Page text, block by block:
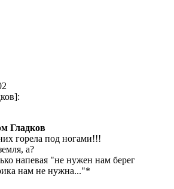
Гладков
горела под ногами!!!
а?
напевая "не нужен нам берег
нам не нужна..."*